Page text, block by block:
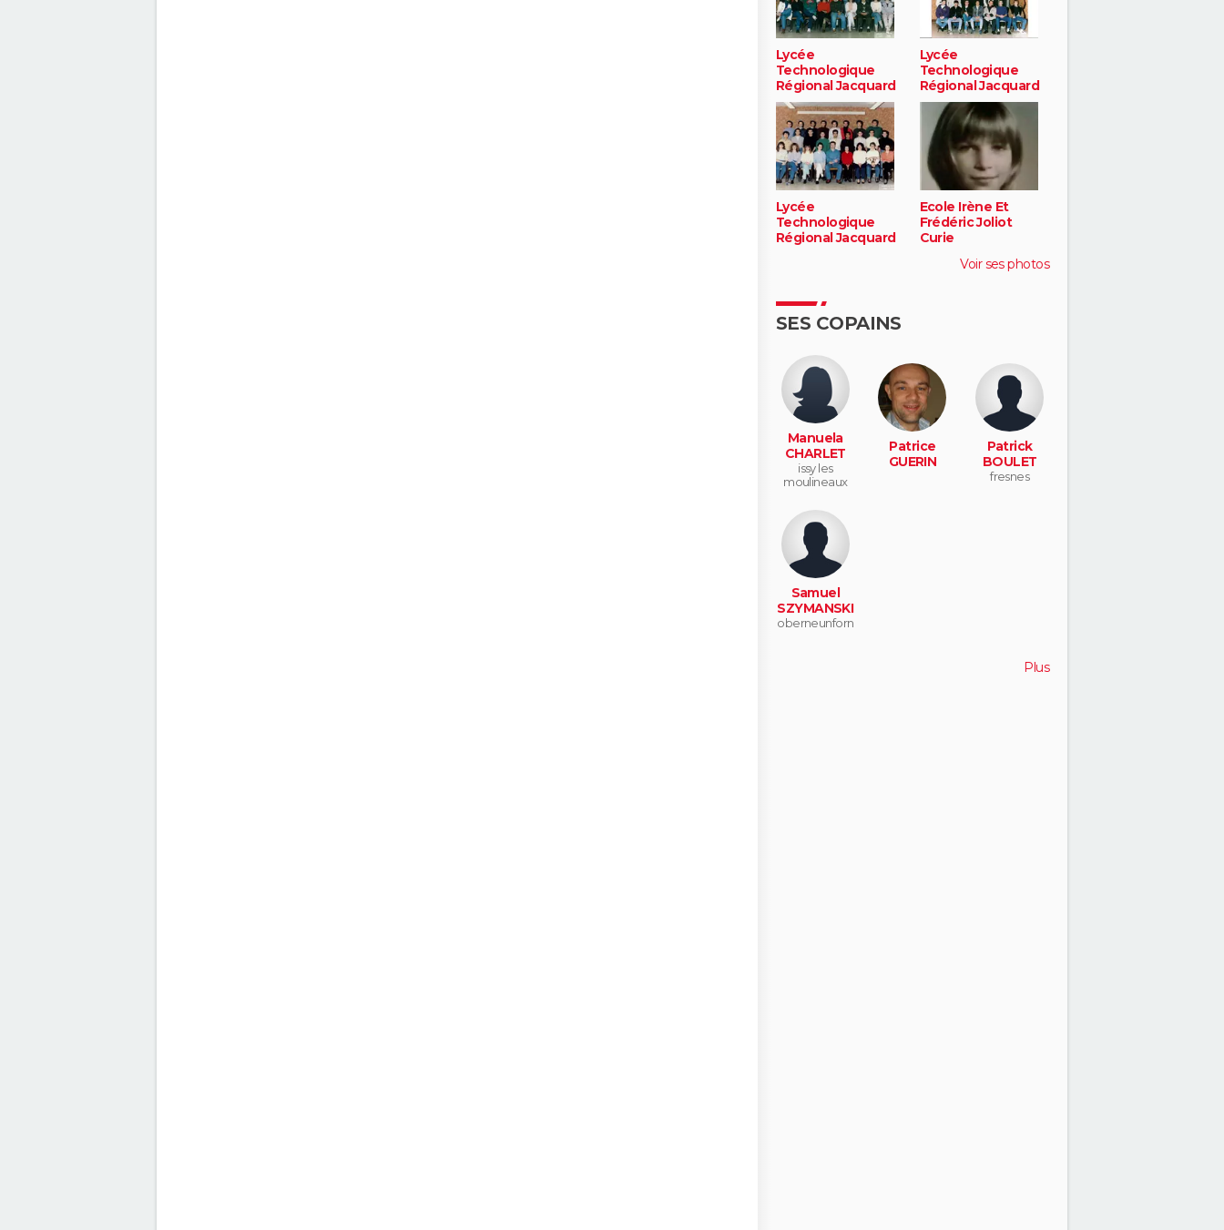
Lycée
Technologique
Régional Jacquard
Lycée
Technologique
Régional Jacquard
Lycée
Technologique
Régional Jacquard
Ecole Irène Et
Frédéric Joliot
Curie
Voir ses photos
SES COPAINS
Manuela
CHARLET
issy les
moulineaux
Patrice
GUERIN
Patrick
BOULET
fresnes
Samuel
SZYMANSKI
oberneunforn
Plus